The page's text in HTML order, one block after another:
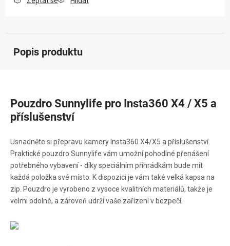
Popis produktu
Pouzdro Sunnylife pro Insta360 X4 / X5 a
příslušenství
Usnadněte si přepravu kamery Insta360 X4/X5 a příslušenství.
Praktické pouzdro Sunnylife vám umožní pohodlné přenášení
potřebného vybavení - díky speciálním přihrádkám bude mít
každá položka své místo. K dispozici je vám také velká kapsa na
zip. Pouzdro je vyrobeno z vysoce kvalitních materiálů, takže je
velmi odolné, a zároveň udrží vaše zařízení v bezpečí.